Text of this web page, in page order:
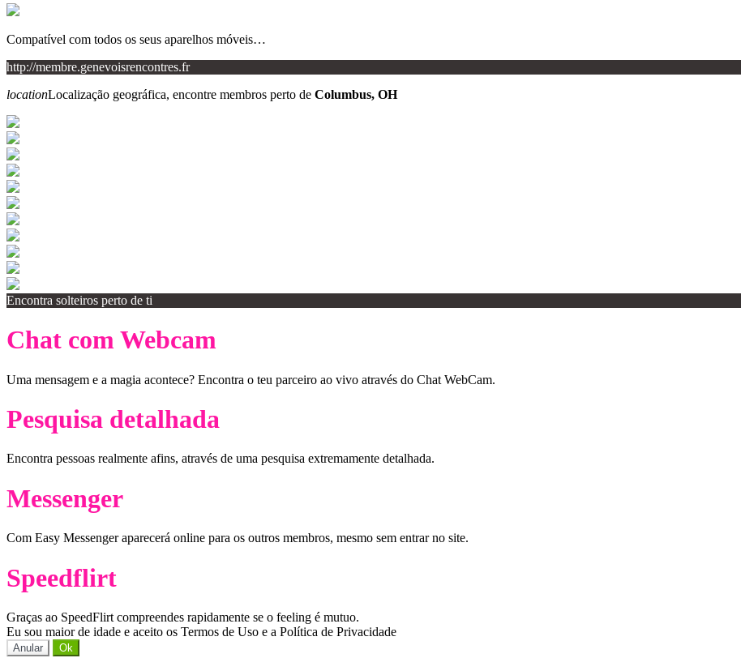
Compatível com todos os seus aparelhos móveis…
http://membre.genevoisrencontres.fr
locationLocalização geográfica, encontre membros perto de Columbus, OH
Encontra solteiros perto de ti
Chat com Webcam
Uma mensagem e a magia acontece? Encontra o teu parceiro ao vivo através do Chat WebCam.
Pesquisa detalhada
Encontra pessoas realmente afins, através de uma pesquisa extremamente detalhada.
Messenger
Com Easy Messenger aparecerá online para os outros membros, mesmo sem entrar no site.
Speedflirt
Graças ao SpeedFlirt compreendes rapidamente se o feeling é mutuo.
Eu sou maior de idade e aceito os Termos de Uso e a Política de Privacidade
Anular Ok